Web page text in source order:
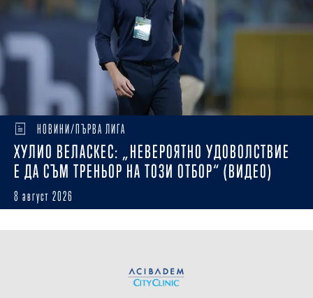
НОВИНИ/ПЪРВА ЛИГА
ХУЛИО ВЕЛАСКЕС: „НЕВЕРОЯТНО УДОВОЛСТВИЕ
Е ДА СЪМ ТРЕНЬОР НА ТОЗИ ОТБОР“ (ВИДЕО)
8 август 2026